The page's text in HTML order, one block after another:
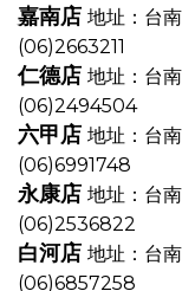
嘉南店 地址：台
(06)2663211
仁德店 地址：台
(06)2494504
六甲店 地址：台
(06)6991748
永康店 地址：台
(06)2536822
白河店 地址：台
(06)6857258